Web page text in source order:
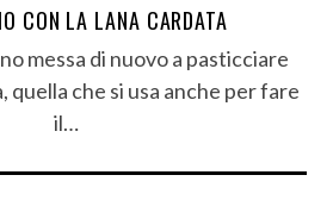
CON LA LANA CARDATA
messa di nuovo a pasticciare
quella che si usa anche per fare
il…